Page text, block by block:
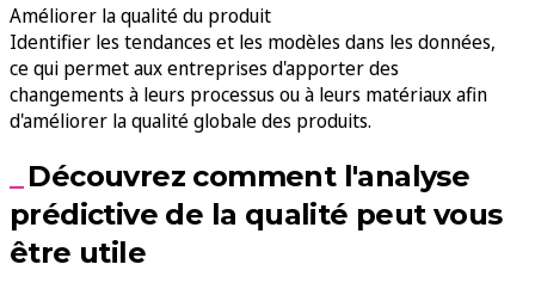
Améliorer la qualité du produit
Identifier les tendances et les modèles dans les données,
ce qui permet aux entreprises d'apporter des
changements à leurs processus ou à leurs matériaux afin
d'améliorer la qualité globale des produits.
Découvrez comment l'analyse
prédictive de la qualité peut vous
être utile